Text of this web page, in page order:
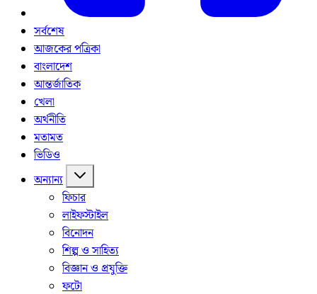
সর্বশেষ
আজকের পত্রিকা
বাংলাদেশ
আন্তর্জাতিক
খেলা
অর্থনীতি
মতামত
ভিডিও
অন্যান্য
ফিচার
লাইফস্টাইল
বিনোদন
শিল্প ও সাহিত্য
বিজ্ঞান ও প্রযুক্তি
ফটো